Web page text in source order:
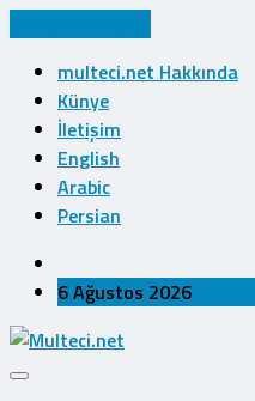
multeci.net Hakkında
Künye
İletişim
English
Arabic
Persian
6 Ağustos 2026